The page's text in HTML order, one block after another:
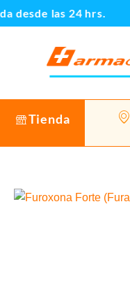
Ir
al
las 24 hrs.
Tienda